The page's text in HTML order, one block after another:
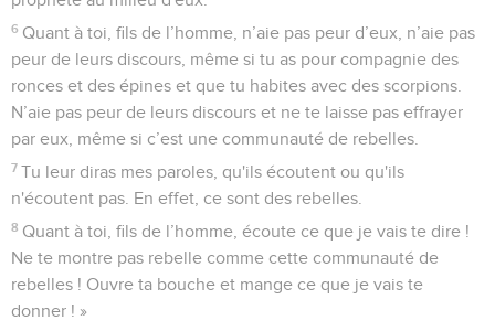
6 Quant à toi, fils de l’homme, n’aie pas peur d’eux, n’aie pas
peur de leurs discours, même si tu as pour compagnie des
ronces et des épines et que tu habites avec des scorpions.
N’aie pas peur de leurs discours et ne te laisse pas effrayer
par eux, même si c’est une communauté de rebelles.
7 Tu leur diras mes paroles, qu'ils écoutent ou qu'ils
n'écoutent pas. En effet, ce sont des rebelles.
8 Quant à toi, fils de l’homme, écoute ce que je vais te dire !
Ne te montre pas rebelle comme cette communauté de
rebelles ! Ouvre ta bouche et mange ce que je vais te
donner ! »